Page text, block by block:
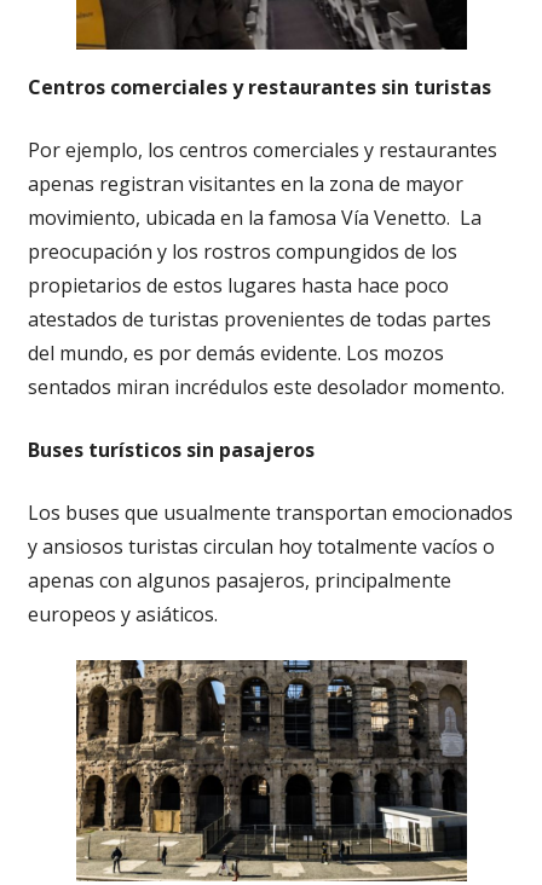
Centros comerciales y restaurantes sin turistas
Por ejemplo, los centros comerciales y restaurantes
apenas registran visitantes en la zona de mayor
movimiento, ubicada en la famosa Vía Venetto. La
preocupación y los rostros compungidos de los
propietarios de estos lugares hasta hace poco
atestados de turistas provenientes de todas partes
del mundo, es por demás evidente. Los mozos
sentados miran incrédulos este desolador momento.
Buses turísticos sin pasajeros
Los buses que usualmente transportan emocionados
y ansiosos turistas circulan hoy totalmente vacíos o
apenas con algunos pasajeros, principalmente
europeos y asiáticos.